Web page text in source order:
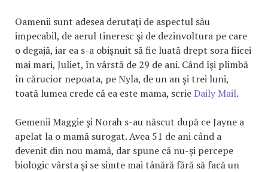
Oamenii sunt adesea derutaţi de aspectul său
impecabil, de aerul tineresc şi de dezinvoltura pe care
o degajă, iar ea s-a obişnuit să fie luată drept sora fiicei
mai mari, Juliet, în vârstă de 29 de ani. Când îşi plimbă
în cărucior nepoata, pe Nyla, de un an şi trei luni,
toată lumea crede că ea este mama, scrieDaily Mail.
Gemenii Maggie şi Norah s-au născut după ce Jayne a
apelat la o mamă surogat. Avea 51 de ani când a
devenit din nou mamă, dar spune că nu-şi percepe
biologic vârsta şi se simte mai tânără fără să facă un